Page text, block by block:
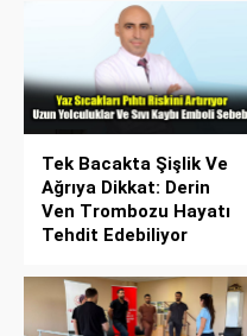
Tek Bacakta Şişlik Ve
Ağrıya Dikkat: Derin
Ven Trombozu Hayatı
Tehdit Edebiliyor